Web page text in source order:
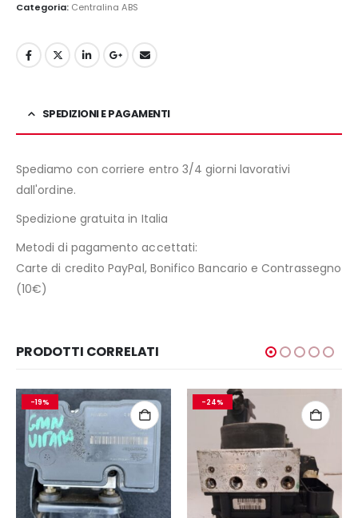
Categoria: Centralina ABS
SPEDIZIONI E PAGAMENTI
Spediamo con corriere entro 3/4 giorni lavorativi
dall'ordine.
Spedizione gratuita in Italia
Metodi di pagamento accettati:
Carte di credito PayPal, Bonifico Bancario e Contrassegno
(10€)
PRODOTTI CORRELATI
-19% -24%